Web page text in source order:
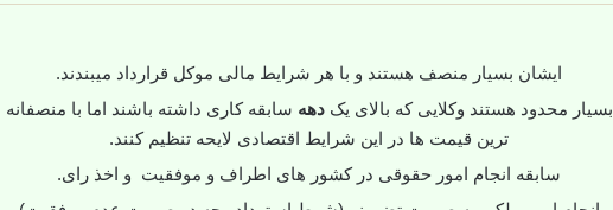
ایشان بسیار منصف هستند و با هر شرایط مالی موکل قرارداد میبندند.
بسیار محدود هستند وکلایی که بالای یکدهه سابقه کاری داشته باشند اما با منصفانه
ترین قیمت ها در این شرایط اقتصادی لایحه تنظیم کنند.
سابقه انجام امور حقوقی در کشور های اطراف و موفقیت و اخذ رای.